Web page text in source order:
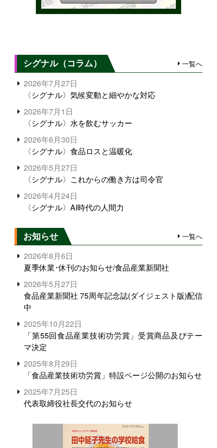
シグナル（コラム） 一覧へ
2026年7月27日
〈シグナル〉気候変動と細やかな対応
2026年7月1日
〈シグナル〉水を飲むサッカー
2026年6月30日
〈シグナル〉食品ロスと温暖化
2026年5月27日
〈シグナル〉これからの働き方は司令官
2026年4月24日
〈シグナル〉AI時代の人間力
お知らせ 一覧へ
2026年8月6日
夏季休業･休刊のお知らせ/食品産業新聞社
2026年5月27日
食品産業新聞社 75周年記念誌(ダイジェスト版)配信
中
2025年10月22日
「第55回食品産業技術功労賞」受賞商品及びテー
マ決定
2025年8月29日
「食品産業技術功労賞」特設ページ公開のお知らせ
2025年7月25日
代表取締役社長交代のお知らせ